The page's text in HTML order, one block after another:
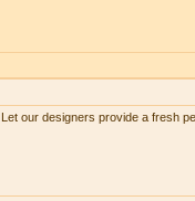
Let our designers provide a fresh